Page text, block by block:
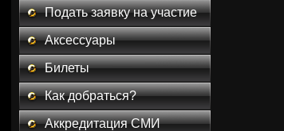
Подать заявку на участие
Аксессуары
Билеты
Как добраться?
Аккредитация СМИ